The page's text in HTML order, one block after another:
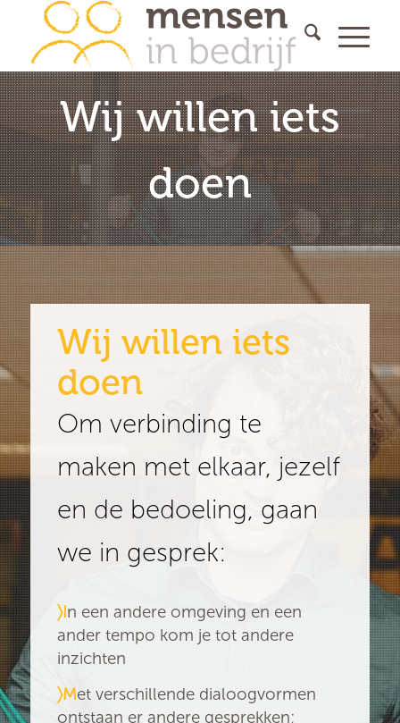
Wij willen iets
doen
Wij willen iets
doen
Om verbinding te
maken met elkaar, jezelf
en de bedoeling, gaan
we in gesprek:
〉In een andere omgeving en een
ander tempo kom je tot andere
inzichten
〉Met verschillende dialoogvormen
ontstaan er andere gesprekken;